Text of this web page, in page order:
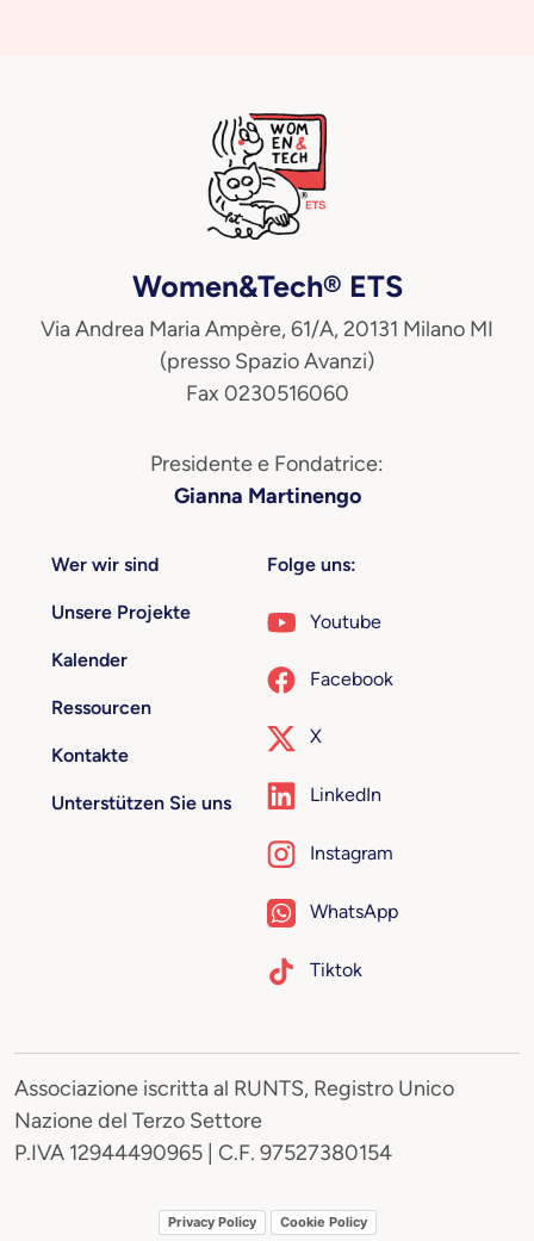
Women&Tech® ETS
Via Andrea Maria Ampère, 61/A, 20131 Milano MI
(presso Spazio Avanzi)
Fax 0230516060
Presidente e Fondatrice:
Gianna Martinengo
Wer wir sind
Unsere Projekte
Kalender
Ressourcen
Kontakte
Unterstützen Sie uns
Folge uns:
Youtube
Facebook
X
LinkedIn
Instagram
WhatsApp
Tiktok
Associazione iscritta al RUNTS, Registro Unico
Nazione del Terzo Settore
P.IVA 12944490965 | C.F. 97527380154
Privacy Policy Cookie Policy